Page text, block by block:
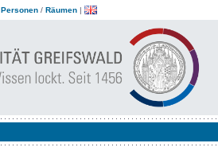
Personen / Räumen |